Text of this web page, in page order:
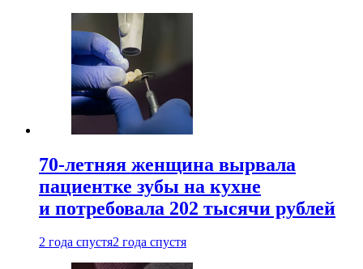
70-летняя женщина вырвала
пациентке зубы на кухне
и потребовала 202 тысячи рублей
2 года спустя2 года спустя